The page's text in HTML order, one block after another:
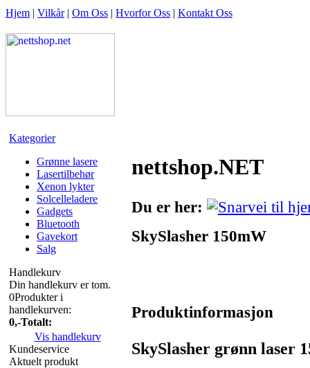
Hjem | Vilkår | Om Oss | Hvorfor Oss | Kontakt Oss
Kategorier
Grønne lasere
Lasertilbehør
Xenon lykter
Solcelleladere
Gadgets
Bluetooth
Gavekort
Salg
Handlekurv
Din handlekurv er tom.
0Produkter i
handlekurven:
0,-Totalt:
Vis handlekurv
Kundeservice
Aktuelt produkt
nettshop.NET
Du er her:
SkySlasher 150mW
Produktinformasjon
SkySlasher grønn laser